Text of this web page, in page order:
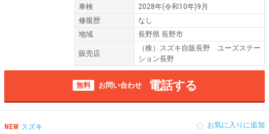
車検
2028年(令和10年)9月
修復歴
なし
地域
長野県 長野市
販売店
（株）スズキ自販長野 ユーズステー
ション長野
無料 お問い合わせ 電話する
NEW スズキ お気に入りに追加